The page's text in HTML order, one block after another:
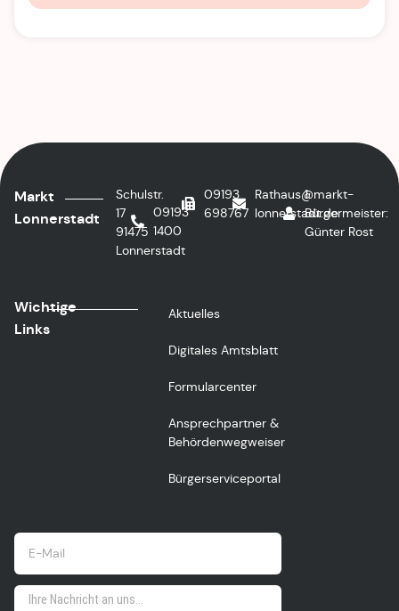
Markt
Lonnerstadt
Schulstr.
17
91475
Lonnerstadt
09193
1400
09193
698767
Rathaus@markt-
lonnerstadt.de
1.
Bürgermeister:
Günter Rost
Wichtige
Links
Aktuelles
Digitales Amtsblatt
Formularcenter
Ansprechpartner &
Behördenwegweiser
Bürgerserviceportal